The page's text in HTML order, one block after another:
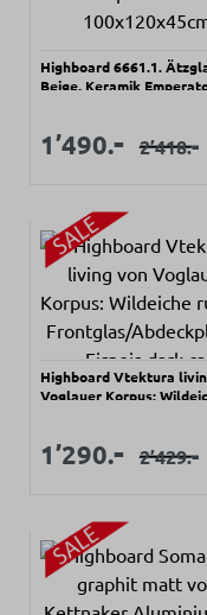
Highboard 6661.1.
Beige, Keramik
1’490.- 2’418.-
Highboard Vtektura
Voglauer Korpus:
Frontglas/Abdeckplatte:
dark ca.
1’290.- 2’429.-